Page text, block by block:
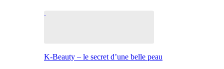
K-Beauty – le secret d’une belle peau